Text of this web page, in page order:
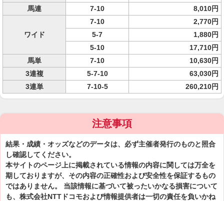
馬連
7-10 8,010円
ワイド
7-10
2,770円
5-7
1,880円
5-10
17,710円
馬単
7-10
10,630円
3連複
5-7-10
63,030円
3連単
7-10-5 260,210円
注意事項
結果・成績・オッズなどのデータは、必ず主催者発行のものと照合
し確認してください。
本サイトのページ上に掲載されている情報の内容に関しては万全を
期しておりますが、その内容の正確性および安全性を保証するもの
ではありません。 当該情報に基づいて被ったいかなる損害について
も、株式会社NTTドコモおよび情報提供者は一切の責任を負いかね